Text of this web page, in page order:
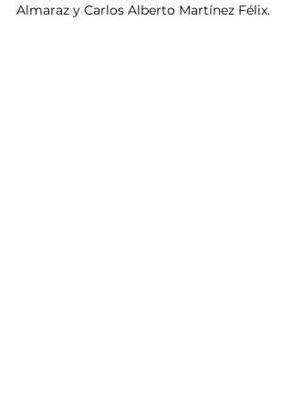
Almaraz y Carlos Alberto Martínez Félix.